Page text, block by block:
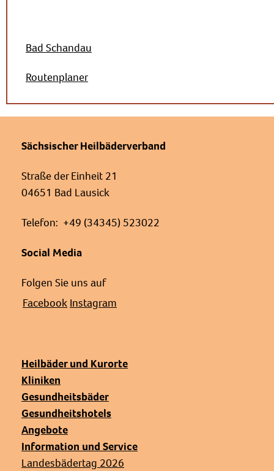
Bad Schandau
Routenplaner
Sächsischer Heilbäderverband
Straße der Einheit 21
04651 Bad Lausick
Telefon: +49 (34345) 523022
Social Media
Folgen Sie uns auf
Facebook Instagram
Heilbäder und Kurorte
Kliniken
Gesundheitsbäder
Gesundheitshotels
Angebote
Information und Service
Landesbädertag 2026